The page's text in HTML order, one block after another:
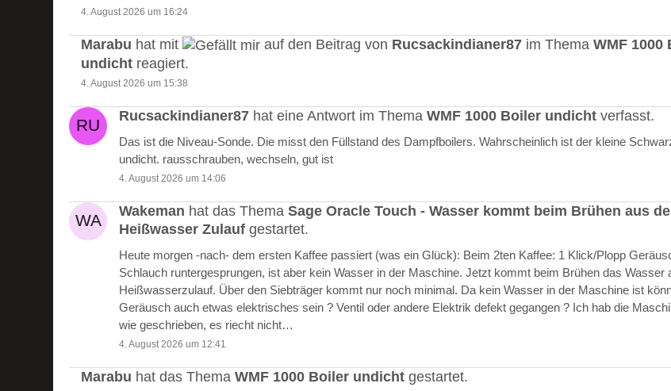
4. August 2026 um 16:24
Marabu hat mit auf den Beitrag von Rucsackindianer87 im ThemaWMF 1000
undicht reagiert.
4. August 2026 um 15:38
Rucsackindianer87 hat eine Antwort im ThemaWMF 1000 Boiler undicht verfasst.
Das ist die Niveau-Sonde. Die misst den Füllstand des Dampfboilers. Wahrscheinlich ist der kleine
undicht. rausschrauben, wechseln, gut ist
4. August 2026 um 14:06
Wakeman hat das ThemaSage Oracle Touch - Wasser kommt beim Brühen aus
Heißwasser Zulauf gestartet.
Heute morgen -nach- dem ersten Kaffee passiert (was ein Glück): Beim 2ten Kaffee: 1 Klick/Plopp
Schlauch runtergesprungen, ist aber kein Wasser in der Maschine. Jetzt kommt beim Brühen das Wasser
Heißwasserzulauf. Über den Siebträger kommt nur noch minimal. Da kein Wasser in der Maschine ist
Geräusch auch etwas elektrisches sein ? Ventil oder andere Elektrik defekt gegangen ? Ich hab die
wie geschrieben, es riecht nicht…
4. August 2026 um 12:41
Marabu hat das ThemaWMF 1000 Boiler undicht gestartet.